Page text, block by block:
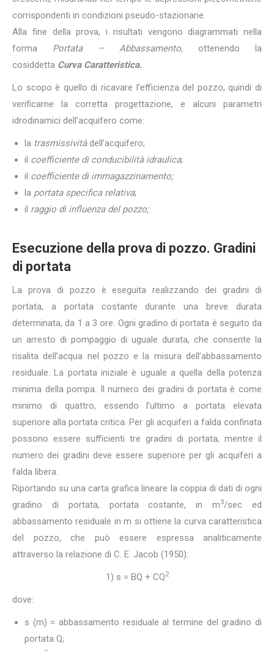
corrispondenti in condizioni pseudo-stazionarie.
Alla fine della prova, i risultati vengono diagrammati nella
forma Portata – Abbassamento, ottenendo la
cosiddetta Curva Caratteristica.
Lo scopo è quello di ricavare l’efficienza del pozzo, quindi di
verificarne la corretta progettazione, e alcuni parametri
idrodinamici dell’acquifero come:
la trasmissivitàdell’acquifero;
il coefficiente di conducibilità idraulica;
il coefficiente di immagazzinamento;
la portata specifica relativa;
il raggio di influenza del pozzo;
Esecuzione della prova di pozzo. Gradini
di portata
La prova di pozzo è eseguita realizzando dei gradini di
portata, a portata costante durante una breve durata
determinata, da 1 a 3 ore. Ogni gradino di portata è seguito da
un arresto di pompaggio di uguale durata, che consente la
risalita dell’acqua nel pozzo e la misura dell’abbassamento
residuale. La portata iniziale è uguale a quella della potenza
minima della pompa. Il numero dei gradini di portata è come
minimo di quattro, essendo l’ultimo a portata elevata
superiore alla portata critica. Per gli acquiferi a falda confinata
possono essere sufficienti tre gradini di portata, mentre il
numero dei gradini deve essere superiore per gli acquiferi a
falda libera.
Riportando su una carta grafica lineare la coppia di dati di ogni
gradino di portata, portata costante, in m3/sec ed
abbassamento residuale in m si ottiene la curva caratteristica
del pozzo, che può essere espressa analiticamente
attraverso la relazione di C. E. Jacob (1950):
1) s = BQ + CQ2
dove:
s (m) = abbassamento residuale al termine del gradino di
portata Q;